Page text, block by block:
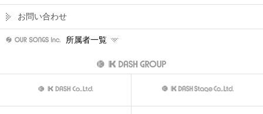
お問い合わせ
所属者一覧